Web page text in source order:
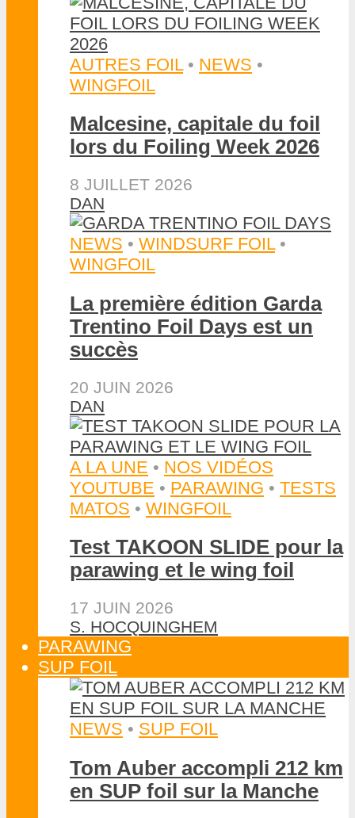
AUTRES FOIL • NEWS •
WINGFOIL
Malcesine, capitale du foil
lors du Foiling Week 2026
8 JUILLET 2026
DAN
NEWS • WINDSURF FOIL •
WINGFOIL
La première édition Garda
Trentino Foil Days est un
succès
20 JUIN 2026
DAN
A LA UNE • NOS VIDÉOS
YOUTUBE • PARAWING • TESTS
MATOS • WINGFOIL
Test TAKOON SLIDE pour la
parawing et le wing foil
17 JUIN 2026
S. HOCQUINGHEM
PARAWING
SUP FOIL
NEWS • SUP FOIL
Tom Auber accompli 212 km
en SUP foil sur la Manche